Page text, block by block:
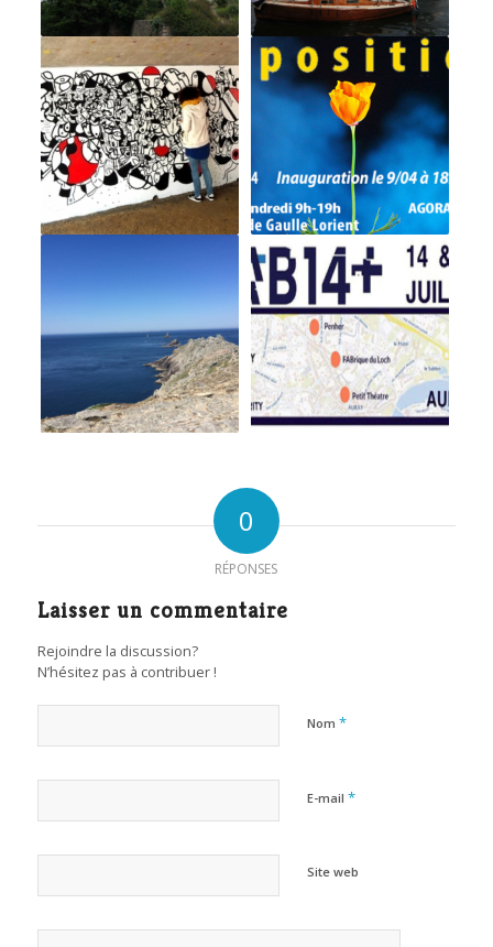
0
RÉPONSES
Laisser un commentaire
Rejoindre la discussion?
N’hésitez pas à contribuer !
Nom *
E-mail *
Site web